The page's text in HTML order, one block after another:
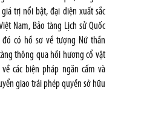
trị nổi bật, đại diện xuất sắc
Nam, Bảo tàng Lịch sử Quốc
có hồ sơ về tượng Nữ thần
thông qua hồi hương cổ vật
về các biện pháp ngăn cấm và
giao trái phép quyền sở hữu